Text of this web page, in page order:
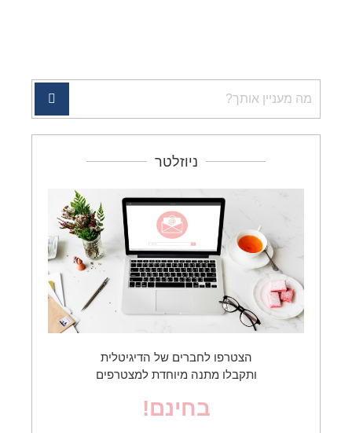
ניוזלטר
הצטרפו לחברים של הדיגיטלית
ותקבלו מתנה מיוחדת למצטרפים
בחינם!